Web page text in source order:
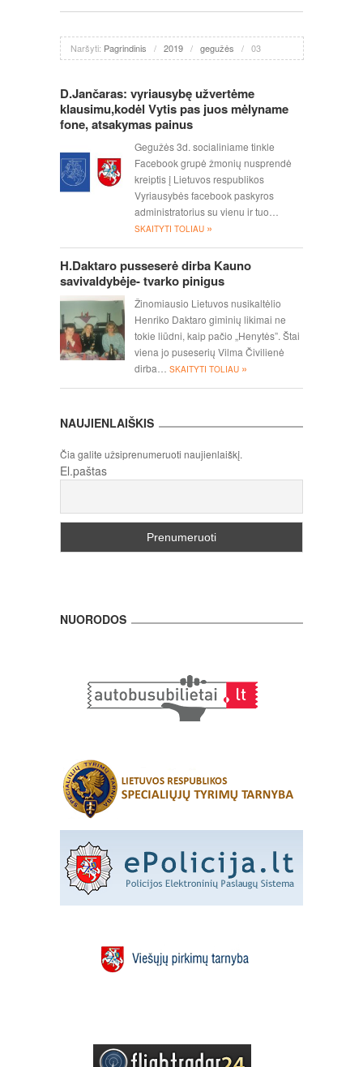
Naršyti: Pagrindinis / 2019 / gegužės / 03
D.Jančaras: vyriausybę užvertėme
klausimu,kodėl Vytis pas juos mėlyname
fone, atsakymas painus
Gegužės 3d. socialiniame tinkle
Facebook grupė žmonių nusprendė
kreiptis į Lietuvos respublikos
Vyriausybės facebook paskyros
administratorius su vienu ir tuo…
SKAITYTI TOLIAU »
H.Daktaro pusseserė dirba Kauno
savivaldybėje- tvarko pinigus
Žinomiausio Lietuvos nusikaltėlio
Henriko Daktaro giminių likimai ne
tokie liūdni, kaip pačio „Henytės”. Štai
viena jo puseserių Vilma Čivilienė
dirba…
SKAITYTI TOLIAU »
NAUJIENLAIŠKIS
Čia galite užsiprenumeruoti naujienlaiškį.
El.paštas
NUORODOS